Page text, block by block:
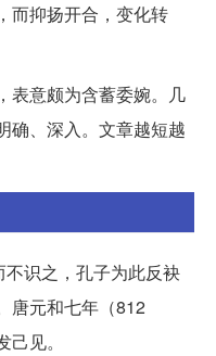
而抑扬开合，变化转
表意颇为含蓄委婉。几
确、深入。文章越短越
识之，孔子为此反袂
唐元和七年（812
见。